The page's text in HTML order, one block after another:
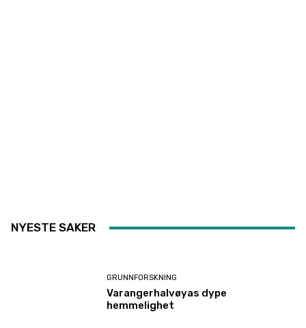
NYESTE SAKER
GRUNNFORSKNING
Varangerhalvøyas dype
hemmelighet